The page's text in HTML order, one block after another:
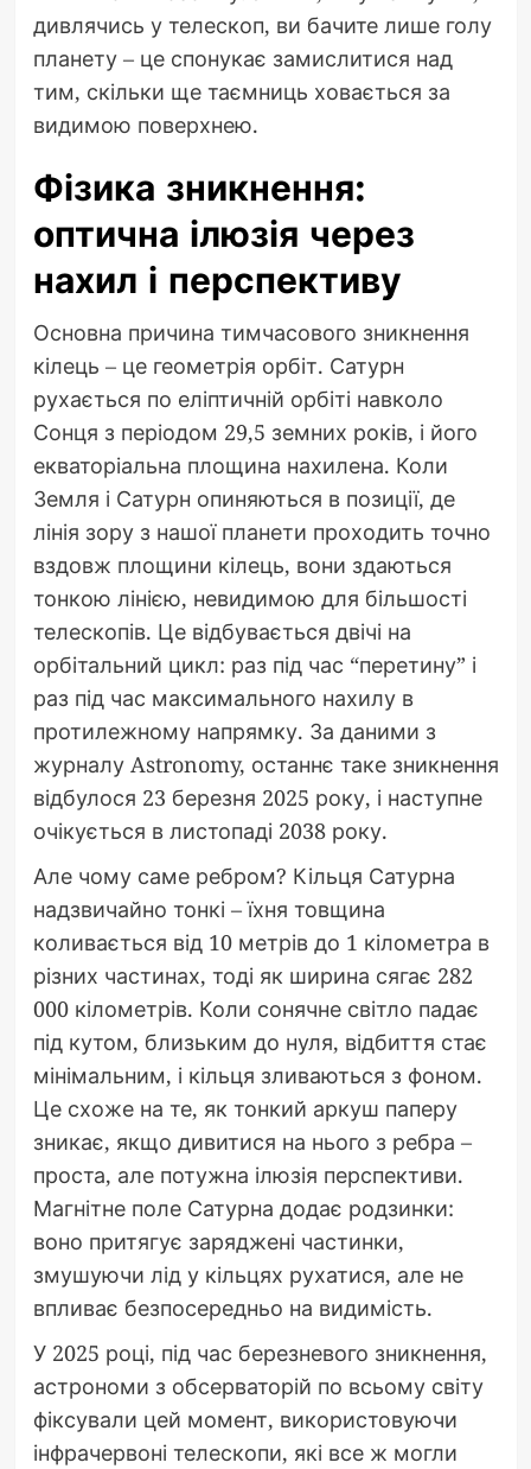
дивлячись у телескоп, ви бачите лише голу
планету – це спонукає замислитися над
тим, скільки ще таємниць ховається за
видимою поверхнею.
Фізика зникнення:
оптична ілюзія через
нахил і перспективу
Основна причина тимчасового зникнення
кілець – це геометрія орбіт. Сатурн
рухається по еліптичній орбіті навколо
Сонця з періодом 29,5 земних років, і його
екваторіальна площина нахилена. Коли
Земля і Сатурн опиняються в позиції, де
лінія зору з нашої планети проходить точно
вздовж площини кілець, вони здаються
тонкою лінією, невидимою для більшості
телескопів. Це відбувається двічі на
орбітальний цикл: раз під час “перетину” і
раз під час максимального нахилу в
протилежному напрямку. За даними з
журналу Astronomy, останнє таке зникнення
відбулося 23 березня 2025 року, і наступне
очікується в листопаді 2038 року.
Але чому саме ребром? Кільця Сатурна
надзвичайно тонкі – їхня товщина
коливається від 10 метрів до 1 кілометра в
різних частинах, тоді як ширина сягає 282
000 кілометрів. Коли сонячне світло падає
під кутом, близьким до нуля, відбиття стає
мінімальним, і кільця зливаються з фоном.
Це схоже на те, як тонкий аркуш паперу
зникає, якщо дивитися на нього з ребра –
проста, але потужна ілюзія перспективи.
Магнітне поле Сатурна додає родзинки:
воно притягує заряджені частинки,
змушуючи лід у кільцях рухатися, але не
впливає безпосередньо на видимість.
У 2025 році, під час березневого зникнення,
астрономи з обсерваторій по всьому світу
фіксували цей момент, використовуючи
інфрачервоні телескопи, які все ж могли